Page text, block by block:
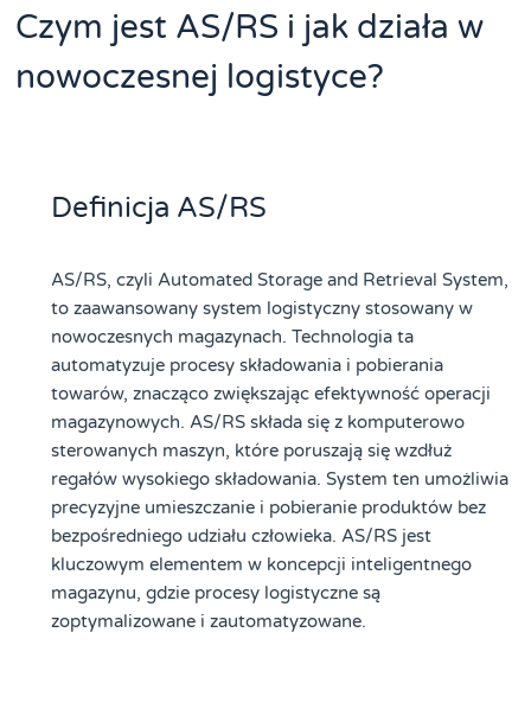
Czym jest AS/RS i jak działa w
nowoczesnej logistyce?
Definicja AS/RS
AS/RS, czyli Automated Storage and Retrieval System,
to zaawansowany system logistyczny stosowany w
nowoczesnych magazynach. Technologia ta
automatyzuje procesy składowania i pobierania
towarów, znacząco zwiększając efektywność operacji
magazynowych. AS/RS składa się z komputerowo
sterowanych maszyn, które poruszają się wzdłuż
regałów wysokiego składowania. System ten umożliwia
precyzyjne umieszczanie i pobieranie produktów bez
bezpośredniego udziału człowieka. AS/RS jest
kluczowym elementem w koncepcji inteligentnego
magazynu, gdzie procesy logistyczne są
zoptymalizowane i zautomatyzowane.